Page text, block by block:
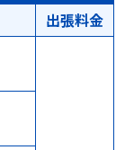
出張料金